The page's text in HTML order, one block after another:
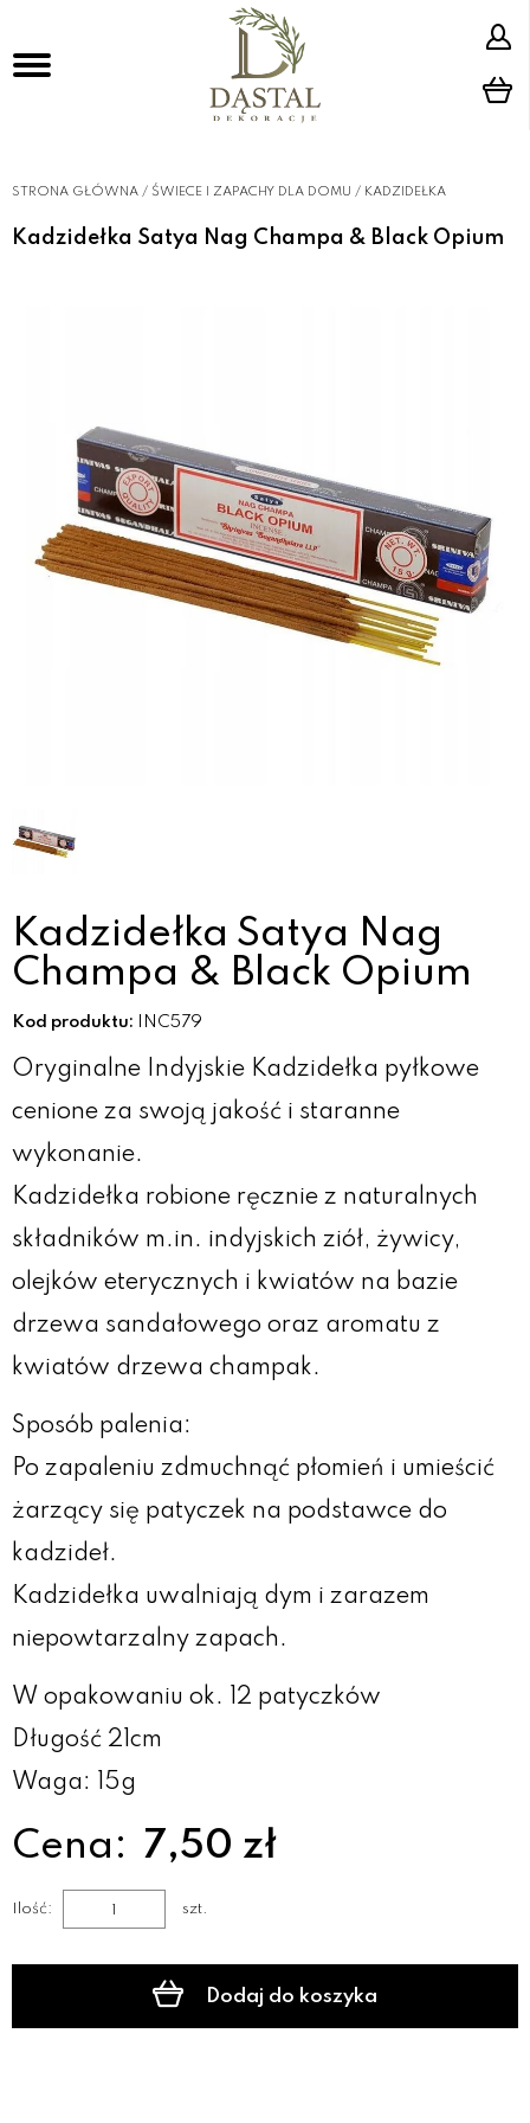
STRONA GŁÓWNA / ŚWIECE I ZAPACHY DLA DOMU / KADZIDEŁKA
Kadzidełka Satya Nag Champa & Black Opium
Kadzidełka Satya Nag
Champa & Black Opium
Kod produktu: INC579
Oryginalne Indyjskie Kadzidełka pyłkowe
cenione za swoją jakość i staranne
wykonanie.
Kadzidełka robione ręcznie z naturalnych
składników m.in. indyjskich ziół, żywicy,
olejków eterycznych i kwiatów na bazie
drzewa sandałowego oraz aromatu z
kwiatów drzewa champak.
Sposób palenia:
Po zapaleniu zdmuchnąć płomień i umieścić
żarzący się patyczek na podstawce do
kadzideł.
Kadzidełka uwalniają dym i zarazem
niepowtarzalny zapach.
W opakowaniu ok. 12 patyczków
Długość 21cm
Waga: 15g
Cena: 7,50 zł
Ilość: szt.
Dodaj do koszyka